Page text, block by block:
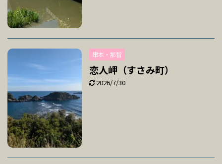
串本・那智
恋人岬（すさみ町）
2026/7/30